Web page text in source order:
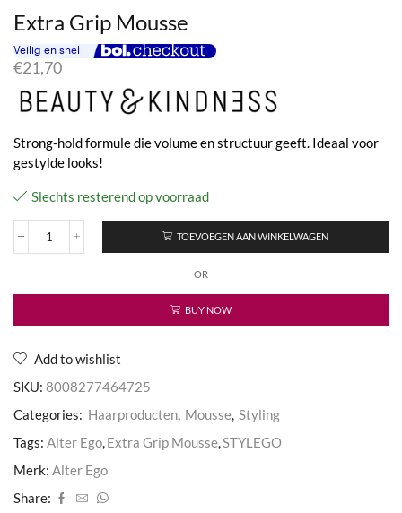
Extra Grip Mousse
€21,70
Strong-hold formule die volume en structuur geeft. Ideaal voor
gestylde looks!
Slechts resterend op voorraad
Extra
aantal
TOEVOEGEN AAN WINKELWAGEN
OR
BUY NOW
Add to wishlist
SKU: 8008277464725
Categories: Haarproducten, Mousse, Styling
Tags: Alter Ego,Extra Grip Mousse,STYLEGO
Merk: Alter Ego
Share: